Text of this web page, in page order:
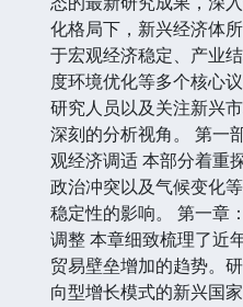
化格局下，新兴经济体
于宏观经济稳定、产业
度环境优化等多个核心
研究人员以及关注新兴
深刻的分析视角。 第一
观经济调适 本部分着重
政治冲突以及气候变化
稳定性的影响。 第一章
调整 本章细致梳理了近
贸易壁垒增加的趋势。
向型增长模式的新兴国